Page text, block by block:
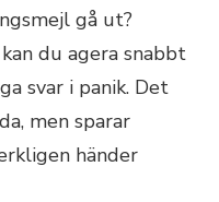
gå ut?
du agera snabbt
svar i panik. Det
men sparar
händer